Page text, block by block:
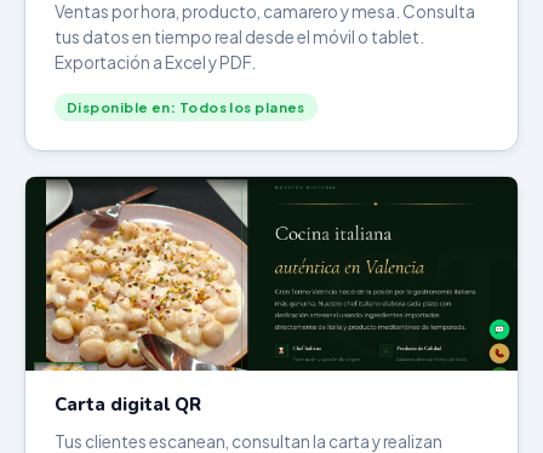
Ventas por hora, producto, camarero y mesa. Consulta
tus datos en tiempo real desde el móvil o tablet.
Exportación a Excel y PDF.
Disponible en: Todos los planes
Carta digital QR
Tus clientes escanean, consultan la carta y realizan